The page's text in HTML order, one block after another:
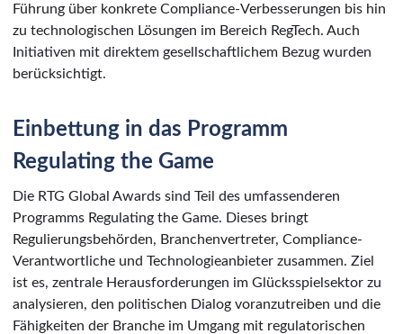
Führung über konkrete Compliance-Verbesserungen bis hin
zu technologischen Lösungen im Bereich RegTech. Auch
Initiativen mit direktem gesellschaftlichem Bezug wurden
berücksichtigt.
Einbettung in das Programm
Regulating the Game
Die RTG Global Awards sind Teil des umfassenderen
Programms Regulating the Game. Dieses bringt
Regulierungsbehörden, Branchenvertreter, Compliance-
Verantwortliche und Technologieanbieter zusammen. Ziel
ist es, zentrale Herausforderungen im Glücksspielsektor zu
analysieren, den politischen Dialog voranzutreiben und die
Fähigkeiten der Branche im Umgang mit regulatorischen